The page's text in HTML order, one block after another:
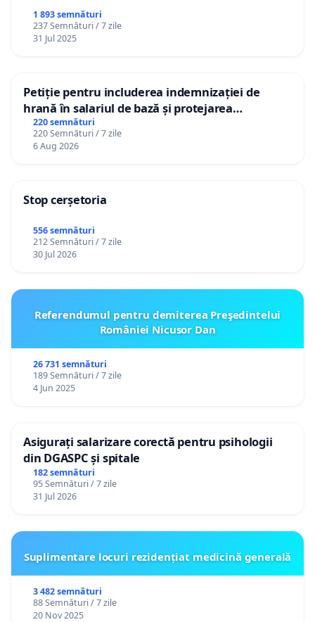
1 893 semnături
237 Semnături / 7 zile
31 Jul 2025
Petiție pentru includerea indemnizației de
hrană în salariul de bază și protejarea
gradațiilor de vechime pentru asistenții
personali
220 semnături
220 Semnături / 7 zile
6 Aug 2026
Stop cerșetoria
556 semnături
212 Semnături / 7 zile
30 Jul 2026
Referendumul pentru demiterea Preşedintelui
României Nicusor Dan
26 731 semnături
189 Semnături / 7 zile
4 Jun 2025
Asigurați salarizare corectă pentru psihologii
din DGASPC și spitale
182 semnături
95 Semnături / 7 zile
31 Jul 2026
Suplimentare locuri rezidențiat medicină generală
3 482 semnături
88 Semnături / 7 zile
20 Nov 2025